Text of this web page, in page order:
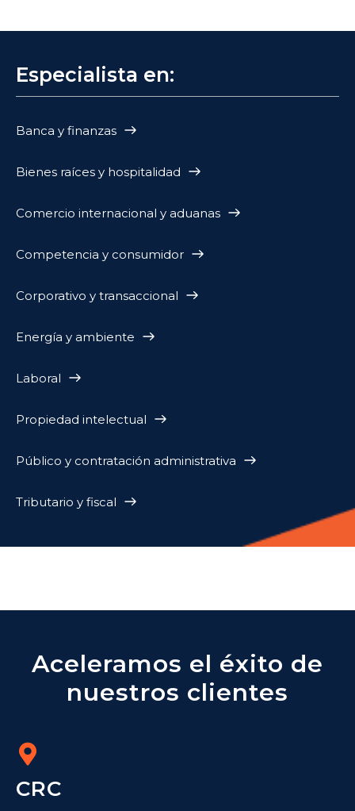
Especialista en:
Banca y finanzas
Bienes raíces y hospitalidad
Comercio internacional y aduanas
Competencia y consumidor
Corporativo y transaccional
Energía y ambiente
Laboral
Propiedad intelectual
Público y contratación administrativa
Tributario y fiscal
Aceleramos el éxito de
nuestros clientes
CRC